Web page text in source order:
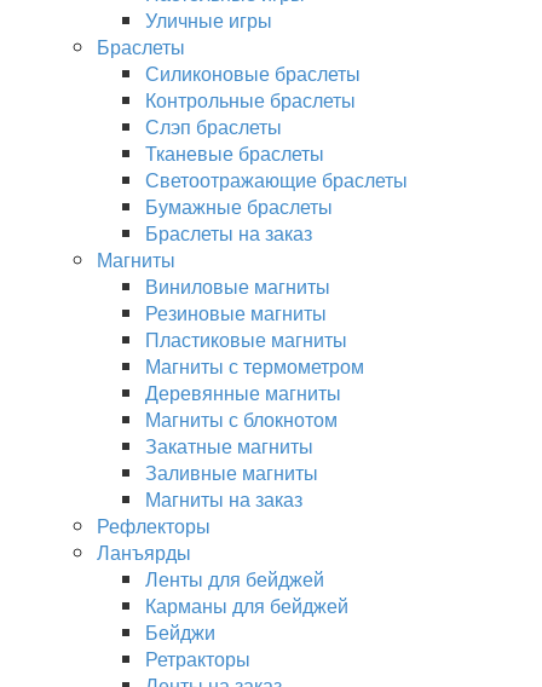
Уличные игры
Браслеты
Силиконовые браслеты
Контрольные браслеты
Слэп браслеты
Тканевые браслеты
Светоотражающие браслеты
Бумажные браслеты
Браслеты на заказ
Магниты
Виниловые магниты
Резиновые магниты
Пластиковые магниты
Магниты с термометром
Деревянные магниты
Магниты с блокнотом
Закатные магниты
Заливные магниты
Магниты на заказ
Рефлекторы
Ланъярды
Ленты для бейджей
Карманы для бейджей
Бейджи
Ретракторы